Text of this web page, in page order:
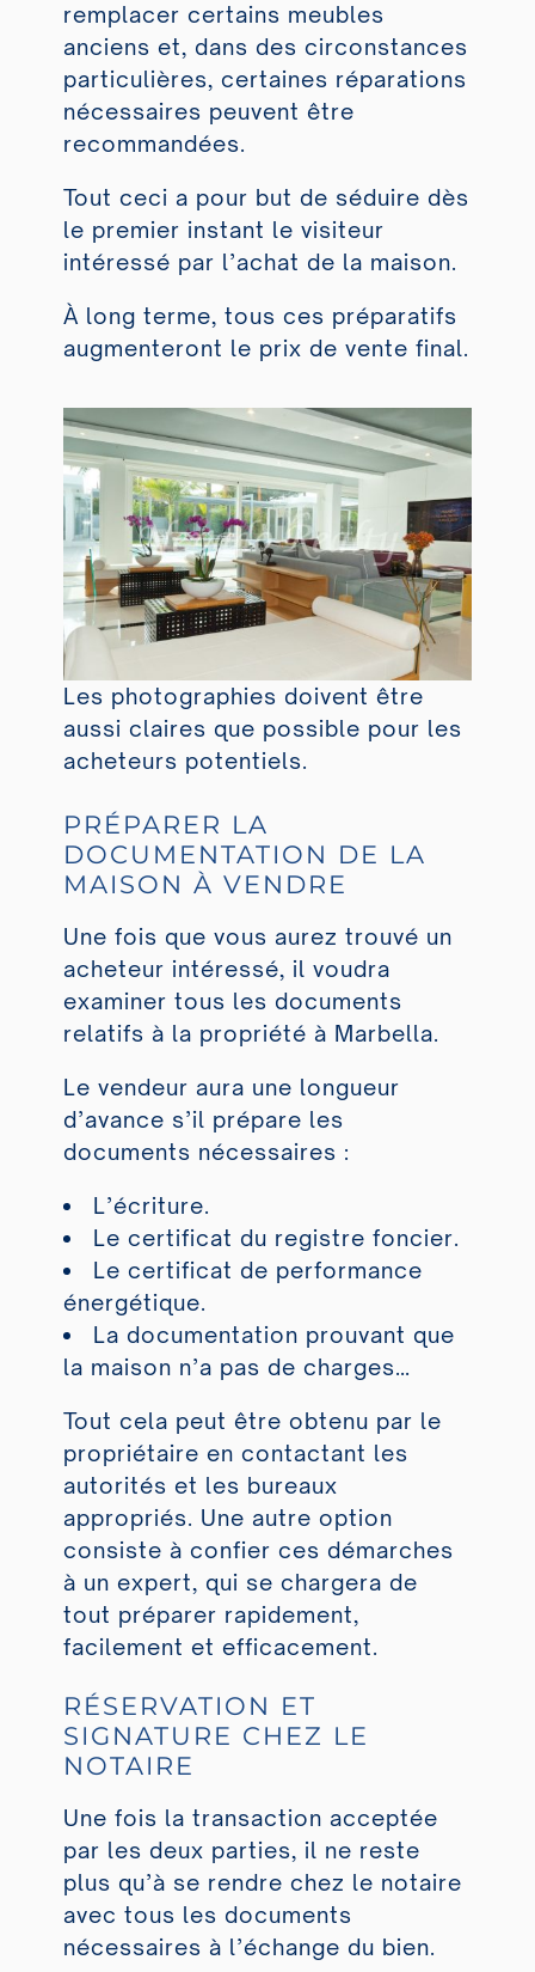
remplacer certains meubles
anciens et, dans des circonstances
particulières, certaines réparations
nécessaires peuvent être
recommandées.
Tout ceci a pour but de séduire dès
le premier instant le visiteur
intéressé par l’achat de la maison.
À long terme, tous ces préparatifs
augmenteront le prix de vente final.
Les photographies doivent être
aussi claires que possible pour les
acheteurs potentiels.
PRÉPARER LA
DOCUMENTATION DE LA
MAISON À VENDRE
Une fois que vous aurez trouvé un
acheteur intéressé, il voudra
examiner tous les documents
relatifs à la propriété à Marbella.
Le vendeur aura une longueur
d’avance s’il prépare les
documents nécessaires :
L’écriture.
Le certificat du registre foncier.
Le certificat de performance
énergétique.
La documentation prouvant que
la maison n’a pas de charges…
Tout cela peut être obtenu par le
propriétaire en contactant les
autorités et les bureaux
appropriés. Une autre option
consiste à confier ces démarches
à un expert, qui se chargera de
tout préparer rapidement,
facilement et efficacement.
RÉSERVATION ET
SIGNATURE CHEZ LE
NOTAIRE
Une fois la transaction acceptée
par les deux parties, il ne reste
plus qu’à se rendre chez le notaire
avec tous les documents
nécessaires à l’échange du bien.